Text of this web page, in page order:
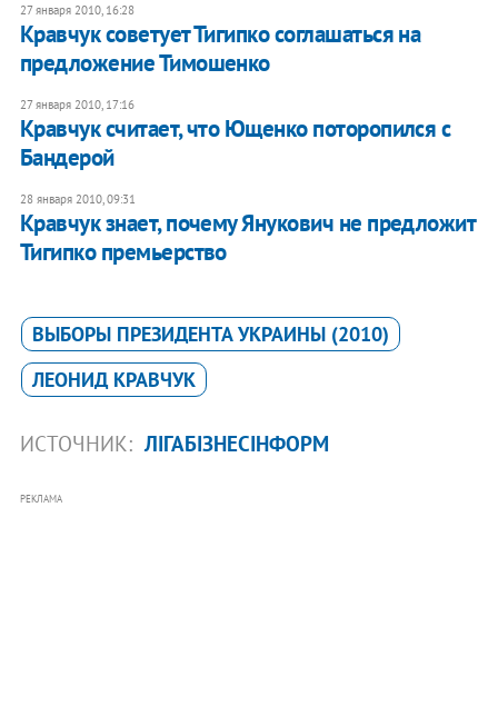
27 января 2010, 16:28
Кравчук советует Тигипко соглашаться на
предложение Тимошенко
27 января 2010, 17:16
Кравчук считает, что Ющенко поторопился с
Бандерой
28 января 2010, 09:31
Кравчук знает, почему Янукович не предложит
Тигипко премьерство
ВЫБОРЫ ПРЕЗИДЕНТА УКРАИНЫ (2010)
ЛЕОНИД КРАВЧУК
ИСТОЧНИК: ЛІГАБІЗНЕСІНФОРМ
РЕКЛАМА